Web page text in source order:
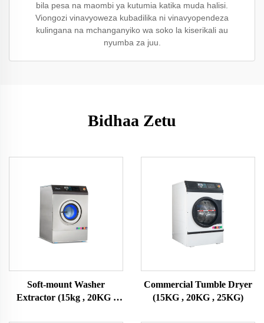
bila pesa na maombi ya kutumia katika muda halisi.
Viongozi vinavyoweza kubadilika ni vinavyopendeza
kulingana na mchanganyiko wa soko la kiserikali au
nyumba za juu.
Bidhaa Zetu
Soft-mount Washer
Extractor (15kg , 20KG ,
Commercial Tumble Dryer
(15KG , 20KG , 25KG)